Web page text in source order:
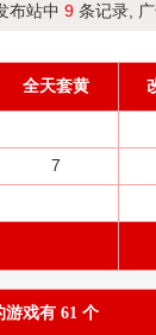
布站中 9 条记录,
全天套黄
7
游戏有 61 个